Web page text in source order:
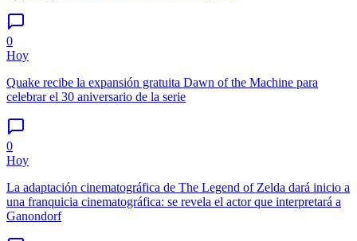
0
Hoy
Quake recibe la expansión gratuita Dawn of the Machine para
celebrar el 30 aniversario de la serie
0
Hoy
La adaptación cinematográfica de The Legend of Zelda dará inicio a
una franquicia cinematográfica: se revela el actor que interpretará a
Ganondorf